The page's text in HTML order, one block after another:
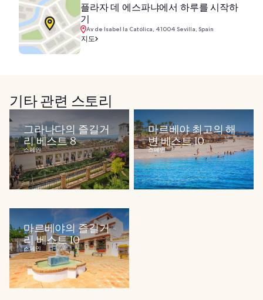
플라자 데 에스파냐에서 하루를 시작하
기
Av de Isabel la Católica, 41004 Sevilla, Spain
지도
기타 관련 스토리
그라나다의 즐길거
리 베스트 8
스페인
마르베야 최고의 해
변 베스트 10
스페인
마르베야의 즐길거
리 베스트 10
스페인